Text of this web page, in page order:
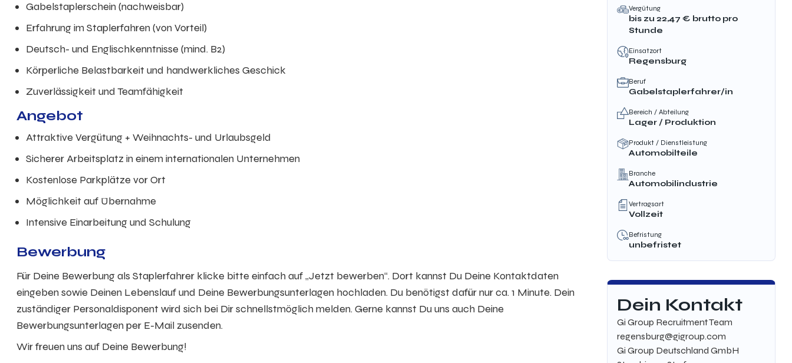
Gabelstaplerschein (nachweisbar)
Erfahrung im Staplerfahren (von Vorteil)
Deutsch- und Englischkenntnisse (mind. B2)
Körperliche Belastbarkeit und handwerkliches Geschick
Zuverlässigkeit und Teamfähigkeit
Angebot
Attraktive Vergütung + Weihnachts- und Urlaubsgeld
Sicherer Arbeitsplatz in einem internationalen Unternehmen
Kostenlose Parkplätze vor Ort
Möglichkeit auf Übernahme
Intensive Einarbeitung und Schulung
Bewerbung
Für Deine Bewerbung als Staplerfahrer klicke bitte einfach auf „Jetzt bewerben“. Dort kannst Du Deine Kontaktdaten
eingeben sowie Deinen Lebenslauf und Deine Bewerbungsunterlagen hochladen. Du benötigst dafür nur ca. 1 Minute. Dein
zuständiger Personaldisponent wird sich bei Dir schnellstmöglich melden. Gerne kannst Du uns auch Deine
Bewerbungsunterlagen per E-Mail zusenden.
Wir freuen uns auf Deine Bewerbung!
Vergütung
bis zu 22,47 € brutto pro
Stunde
Einsatzort
Regensburg
Beruf
Gabelstaplerfahrer/in
Bereich / Abteilung
Lager / Produktion
Produkt / Dienstleistung
Automobilteile
Branche
Automobilindustrie
Vertragsart
Vollzeit
Befristung
unbefristet
Dein Kontakt
Gi Group Recruitment Team
regensburg@gigroup.com
Gi Group Deutschland GmbH